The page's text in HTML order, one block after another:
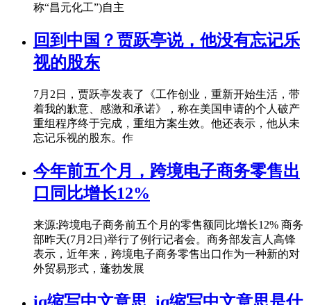
称“昌元化工”)自主
回到中国？贾跃亭说，他没有忘记乐
视的股东
7月2日，贾跃亭发表了《工作创业，重新开始生活，带
着我的歉意、感激和承诺》，称在美国申请的个人破产
重组程序终于完成，重组方案生效。他还表示，他从未
忘记乐视的股东。作
今年前五个月，跨境电子商务零售出
口同比增长12%
来源:跨境电子商务前五个月的零售额同比增长12% 商务
部昨天(7月2日)举行了例行记者会。商务部发言人高锋
表示，近年来，跨境电子商务零售出口作为一种新的对
外贸易形式，蓬勃发展